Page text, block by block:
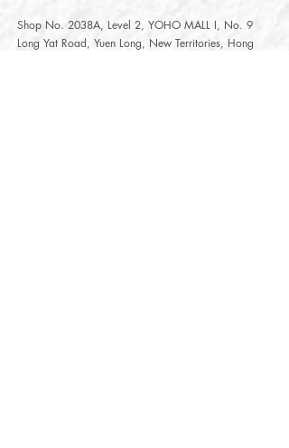
Shop No. 2038A, Level 2, YOHO MALL I, No. 9
Long Yat Road, Yuen Long, New Territories, Hong